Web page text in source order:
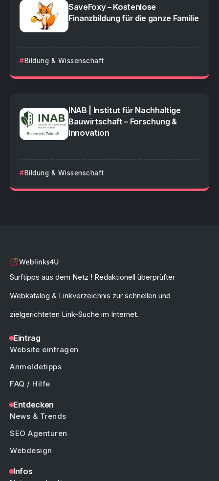
SaveFoxy – Kostenlose
Finanzbildung für die ganze Familie
Bildung & Wissenschaft
INAB | Institut für Nachhaltige
Bauwirtschaft – Forschung &
Innovation
Bildung & Wissenschaft
Surftipps aus dem Netz ! Redaktionell überprüfter
Webkatalog & Linkverzeichnis zur schnellen und
zielgerichteten Link-Suche im Internet.
Eintrag
Website eintragen
Anmeldetipps
FAQ / Hilfe
Entdecken
News & Trends
SEO Agenturen
Webdesign
Infos